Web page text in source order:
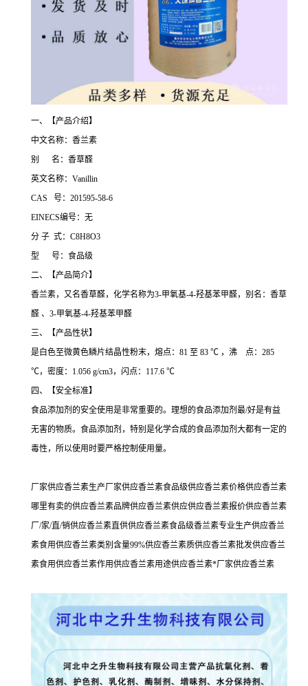
一、【产品介绍】
中文名称：香兰素
别 名：香草醛
英文名称：Vanillin
CAS 号：201595-58-6
EINECS编号：无
分 子 式：C8H8O3
型 号：食品级
二、【产品简介】
香兰素，又名香草醛，化学名称为3-甲氧基-4-羟基苯甲醛，别名：香草
醛 、3-甲氧基-4-羟基苯甲醛
三、【产品性状】
是白色至微黄色鳞片结晶性粉末，熔点：81 至 83 ℃ ，沸 点：285
℃，密度：1.056 g/cm3，闪点：117.6 ℃
四、【安全标准】
食品添加剂的安全使用是非常重要的。理想的食品添加剂最/好是有益
无害的物质。食品添加剂，特别是化学合成的食品添加剂大都有一定的
毒性，所以使用时要严格控制使用量。
厂家供应香兰素生产厂家供应香兰素食品级供应香兰素价格供应香兰素
哪里有卖的供应香兰素品牌供应香兰素供应供应香兰素报价供应香兰素
厂/家/直/销供应香兰素直供供应香兰素食品级香兰素专业生产供应香兰
素食用供应香兰素类别含量99%供应香兰素质供应香兰素批发供应香兰
素食用供应香兰素作用供应香兰素用途供应香兰素*厂家供应香兰素